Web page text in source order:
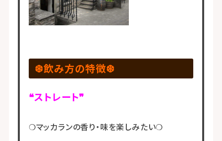
❆飲み方の特徴❆
❝ストレート❞
❍マッカランの香り・味を楽しみたい❍